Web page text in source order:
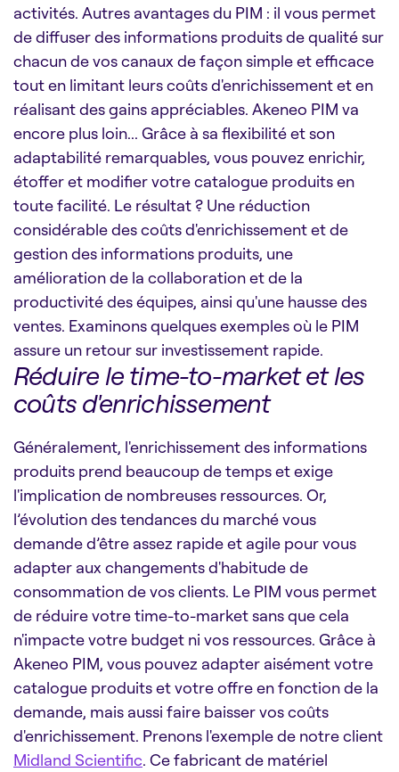
activités. Autres avantages du PIM : il vous permet
de diffuser des informations produits de qualité sur
chacun de vos canaux de façon simple et efficace
tout en limitant leurs coûts d'enrichissement et en
réalisant des gains appréciables. Akeneo PIM va
encore plus loin... Grâce à sa flexibilité et son
adaptabilité remarquables, vous pouvez enrichir,
étoffer et modifier votre catalogue produits en
toute facilité. Le résultat ? Une réduction
considérable des coûts d'enrichissement et de
gestion des informations produits, une
amélioration de la collaboration et de la
productivité des équipes, ainsi qu'une hausse des
ventes. Examinons quelques exemples où le PIM
assure un retour sur investissement rapide.
Réduire le time-to-market et les
coûts d'enrichissement
Généralement, l'enrichissement des informations
produits prend beaucoup de temps et exige
l'implication de nombreuses ressources. Or,
l’évolution des tendances du marché vous
demande d’être assez rapide et agile pour vous
adapter aux changements d'habitude de
consommation de vos clients. Le PIM vous permet
de réduire votre time-to-market sans que cela
n'impacte votre budget ni vos ressources. Grâce à
Akeneo PIM, vous pouvez adapter aisément votre
catalogue produits et votre offre en fonction de la
demande, mais aussi faire baisser vos coûts
d'enrichissement. Prenons l'exemple de notre client
Midland Scientific. Ce fabricant de matériel